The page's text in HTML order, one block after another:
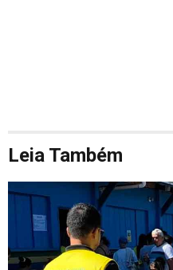
Leia Também